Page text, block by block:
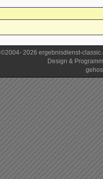
©2004- 2026 ergebnisdienst-
Design &